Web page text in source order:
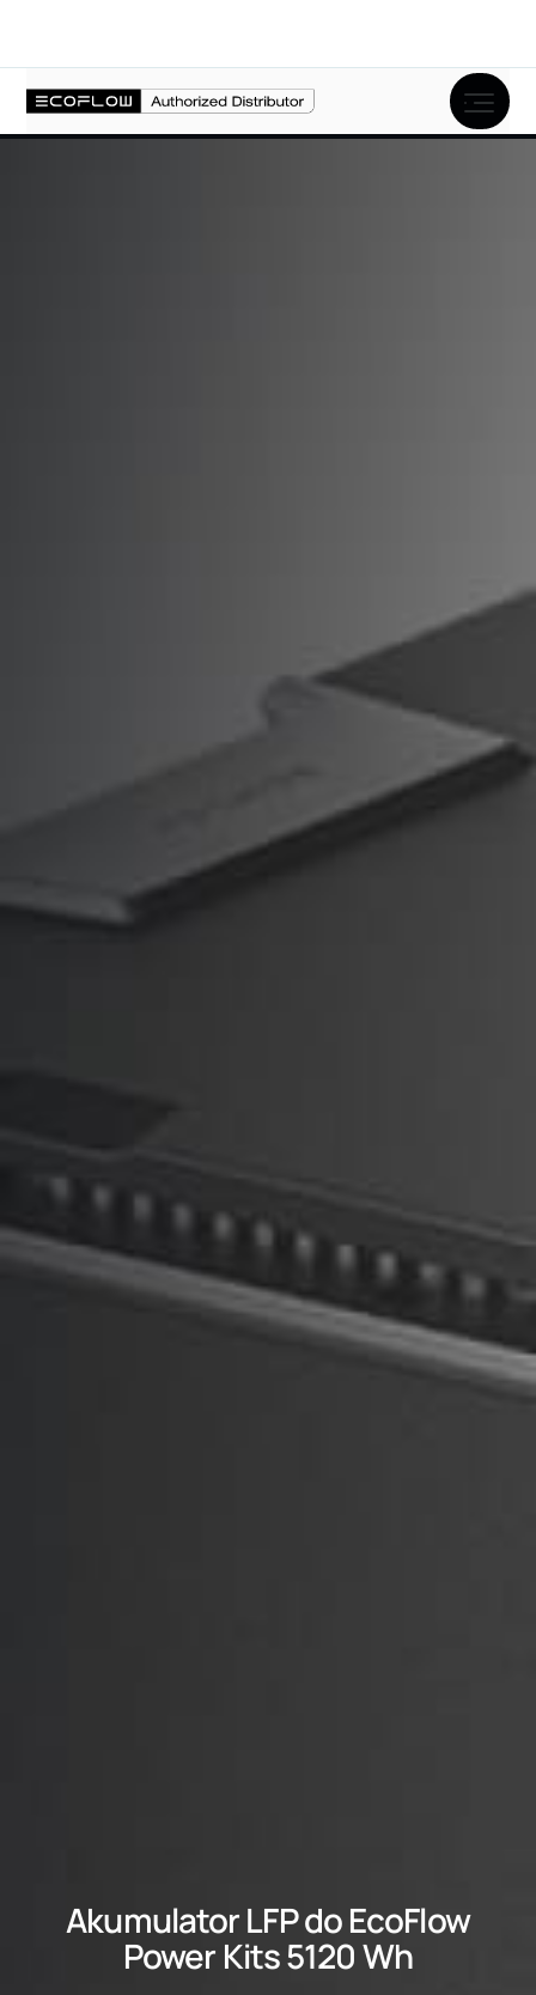
Opis produktu Specyfikacja
Akumulator LFP do EcoFlow
Power Kits 5120 Wh